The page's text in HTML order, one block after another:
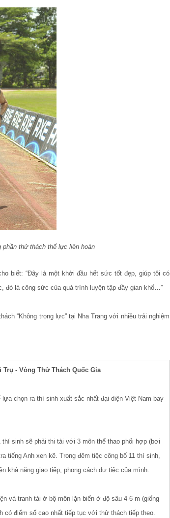
thử thách thể lực liên hoàn
biết: “Đây là một khởi đầu hết sức tốt đẹp, giúp tôi có
đó là công sức của quá trình luyện tập đầy gian khổ…”
“Không trọng lực” tại Nha Trang với nhiều trải nghiệm
- Vòng Thử Thách Quốc Gia
chọn ra thí sinh xuất sắc nhất đại diện Việt Nam bay
thí sinh sẽ phải thi tài với 3 môn thể thao phối hợp (bơi
tiếng Anh xen kẽ. Trong đêm tiệc công bố 11 thí sinh,
khả năng giao tiếp, phong cách dự tiệc của mình.
và tranh tài ở bộ môn lặn biển ở độ sâu 4-6 m (giống
điểm số cao nhất tiếp tục với thử thách tiếp theo.